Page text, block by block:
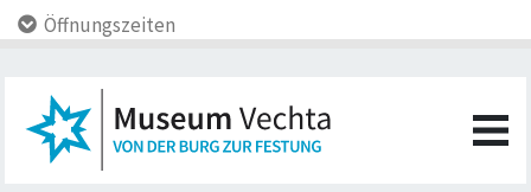
Öffnungszeiten